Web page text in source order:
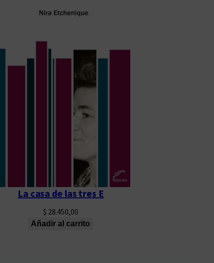
La casa de las tres E
$ 28.450,00
Añadir al carrito